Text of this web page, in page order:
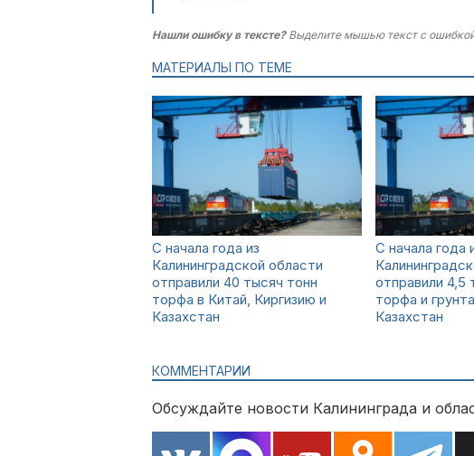
Нашли ошибку в тексте?Выделите мышью текст с
МАТЕРИАЛЫ ПО ТЕМЕ
С начала года из
Калининградской области
отправили 40 тысяч тонн
торфа в Китай, Киргизию и
Казахстан
С начала года
отправили 4,5
торфа и
Казахстан
КОММЕНТАРИИ
Обсуждайте новости Калининграда и